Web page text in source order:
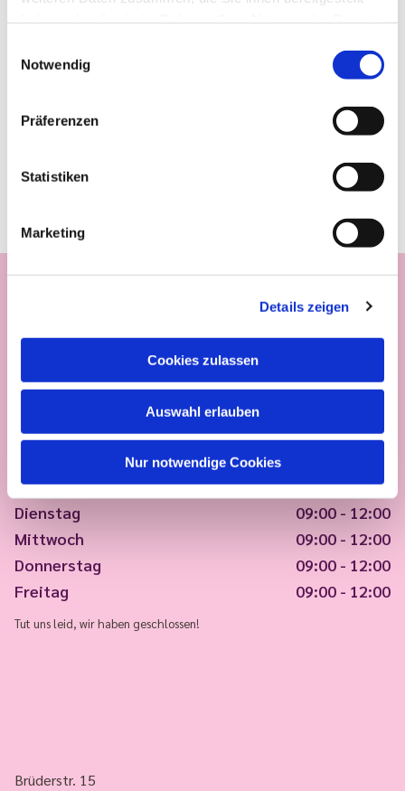
Notwendig
Präferenzen
Statistiken
Marketing
Details zeigen
Cookies zulassen
Auswahl erlauben
Nur notwendige Cookies
Montag
09:00 - 12:00
Dienstag
09:00 - 12:00
Mittwoch
09:00 - 12:00
Donnerstag
09:00 - 12:00
Freitag
09:00 - 12:00
Tut uns leid, wir haben geschlossen!
Brüderstr. 15